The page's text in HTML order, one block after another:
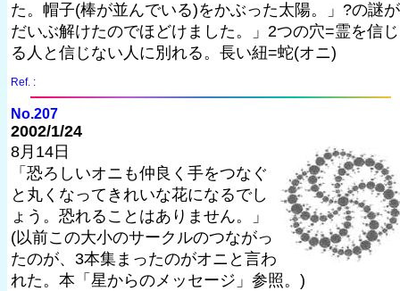
た。帽子(棒が並んでいる)をかぶった太陽。」?の謎が
だいぶ解けたのでほどけました。」2つの穴=霊を信じ
る人と信じない人に別れる。長い紐=蛇(オニ)
Ref. :
No.207
2002/1/24
8月14日
「恐ろしいオニも仲良く手をつなぐ
と丸くなってきれいな花になるでし
ょう。恐れることはありません。」
(以前この大小のサークルのつながっ
たのが、3本集まったのがオニと言わ
れた。本「星からのメッセージ」参照。)